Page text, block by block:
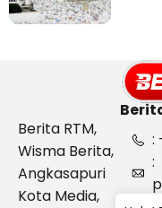
Berita RTM,
Wisma Berita,
Angkasapuri
Kota Media,
:
: